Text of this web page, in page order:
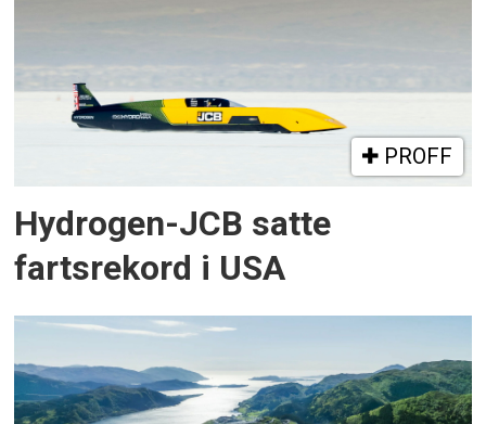
PROFF
Hydrogen-JCB satte
fartsrekord i USA